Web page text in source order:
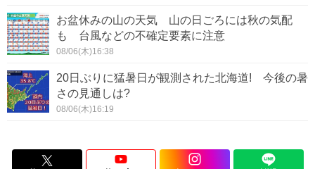
お盆休みの山の天気 山の日ごろには秋の気配
も 台風などの不確定要素に注意
08/06(木)16:38
20日ぶりに猛暑日が観測された北海道! 今後の暑
さの見通しは?
08/06(木)16:19